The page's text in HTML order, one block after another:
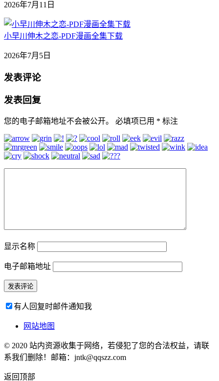
2026年7月11日
小早川伸木之恋-PDF漫画全集下载
2026年7月5日
发表评论
发表回复
您的电子邮箱地址不会被公开。 必填项已用 * 标注
显示名称
电子邮箱地址
有人回复时邮件通知我
网站地图
© 2020 站内资源收集于网络，若侵犯了您的合法权益，请联
系我们删除！邮箱：jntk@qqszz.com
返回顶部